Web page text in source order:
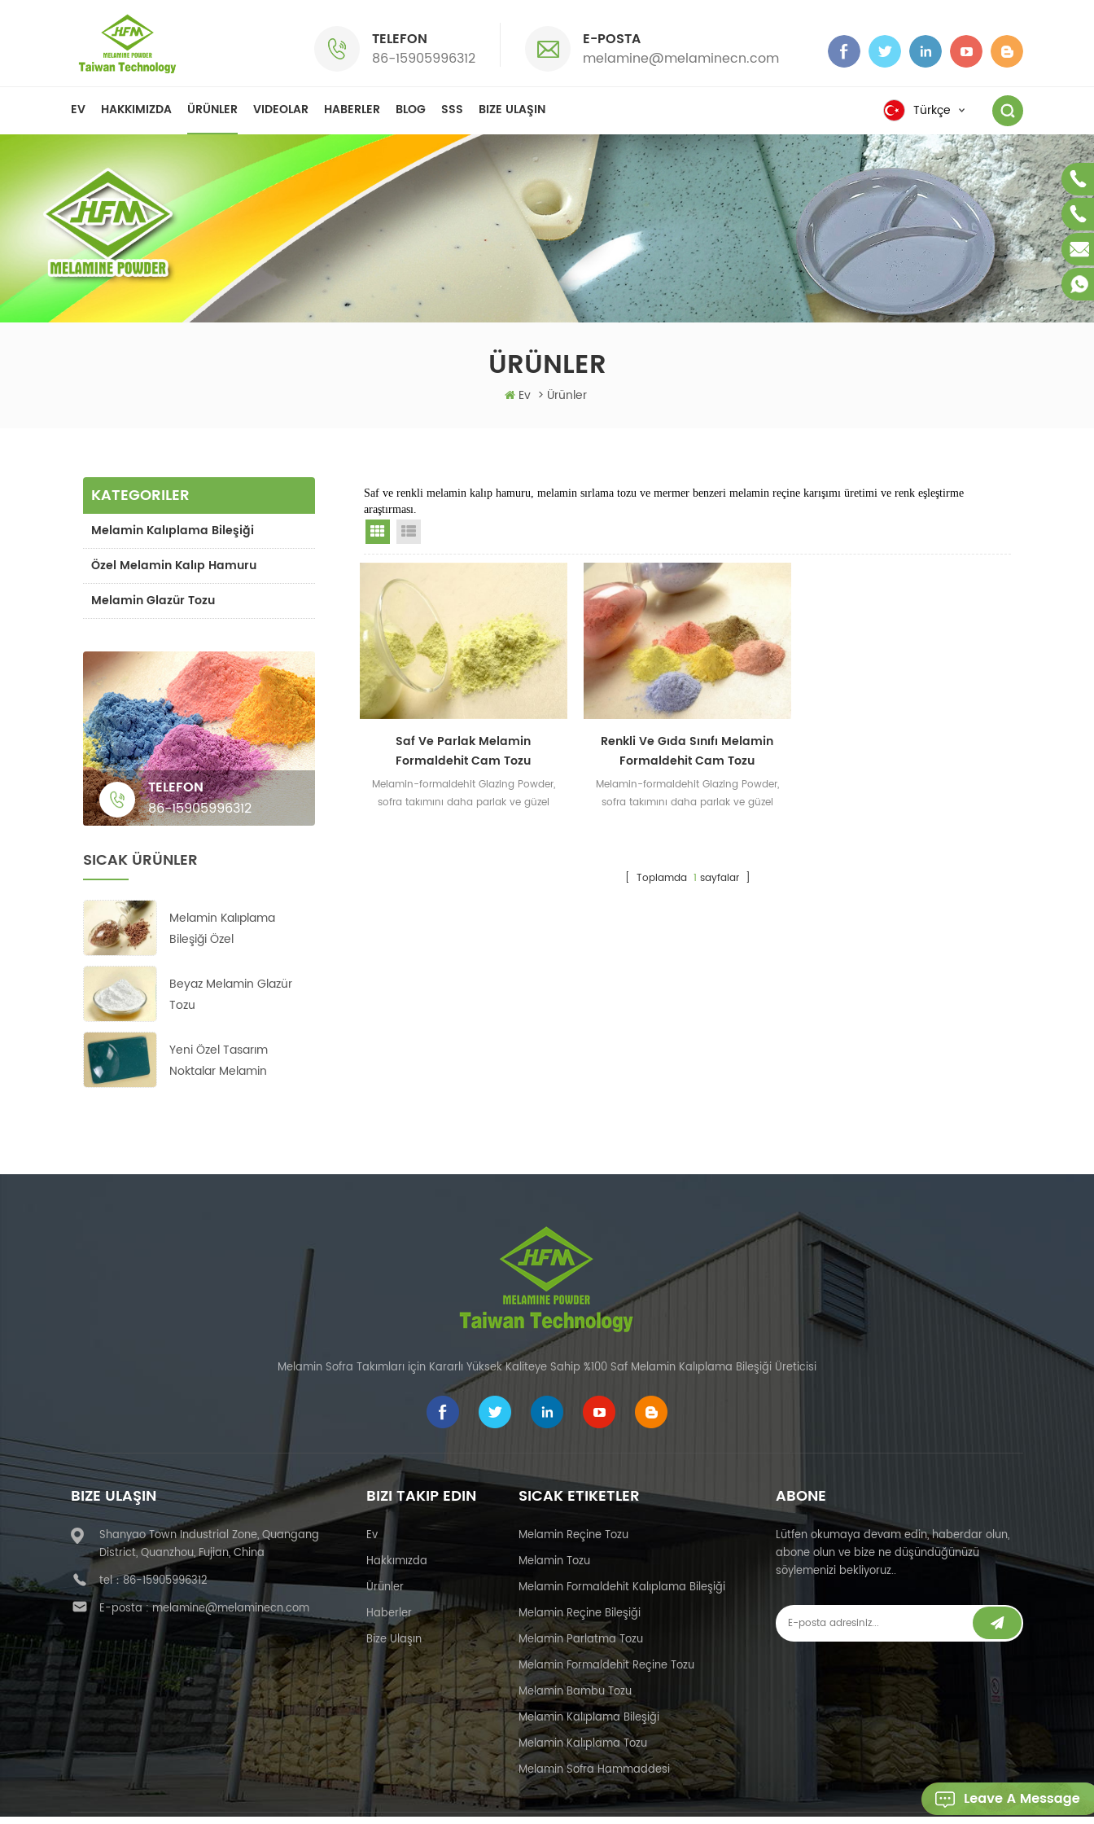
TELEFON
86-15905996312
E-POSTA
melamine@melaminecn.com
Türkçe
EV HAKKIMIZDA ÜRÜNLER VIDEOLAR HABERLER BLOG SSS BIZE ULAŞIN
ÜRÜNLER
Ev > Ürünler
KATEGORILER
Melamin Kalıplama Bileşiği
Özel Melamin Kalıp Hamuru
Melamin Glazür Tozu
TELEFON
86-15905996312
SICAK ÜRÜNLER
Melamin Kalıplama
Bileşiği Özel
Beyaz Melamin Glazür
Tozu
Yeni Özel Tasarım
Noktalar Melamin
Saf ve renkli melamin kalıp hamuru, melamin sırlama tozu ve mermer benzeri melamin reçine karışımı üretimi ve renk eşleştirme
araştırması.
Grid View
Saf Ve Parlak Melamin
Formaldehit Cam Tozu
Melamin-formaldehit Glazing Powder,
sofra takımını daha parlak ve güzel
Renkli Ve Gıda Sınıfı Melamin
Formaldehit Cam Tozu
Melamin-formaldehit Glazing Powder,
sofra takımını daha parlak ve güzel
[ Toplamda 1 sayfalar ]
Melamin Sofra Takımları için Kararlı Yüksek Kaliteye Sahip %100 Saf Melamin Kalıplama Bileşiği Üreticisi
BIZE ULAŞIN
Shanyao Town Industrial Zone, Quangang
District, Quanzhou, Fujian, China
tel：86-15905996312
E-posta :melamine@melaminecn.com
BIZI TAKIP EDIN
Ev
Hakkımızda
Ürünler
Haberler
Bize Ulaşın
SICAK ETIKETLER
Melamin Reçine Tozu
Melamin Tozu
Melamin Formaldehit Kalıplama Bileşiği
Melamin Reçine Bileşiği
Melamin Parlatma Tozu
Melamin Formaldehit Reçine Tozu
Melamin Bambu Tozu
Melamin Kalıplama Bileşiği
Melamin Kalıplama Tozu
Melamin Sofra Hammaddesi
ABONE
Lütfen okumaya devam edin, haberdar olun,
abone olun ve bize ne düşündüğünüzü
söylemenizi bekliyoruz..